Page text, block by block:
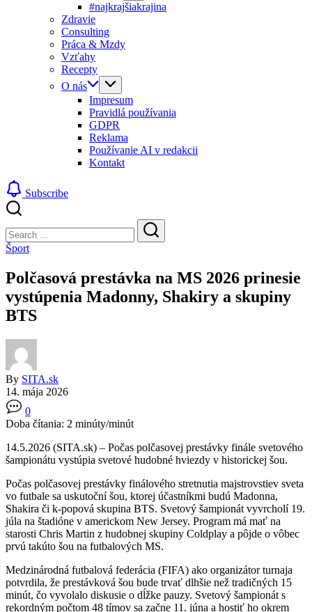
#najkrajšiakrajina
Zdravie
Consulting
Práca & Mzdy
Vzťahy
Recepty
O nás
Impresum
Pravidlá používania
GDPR
Reklama
Používanie AI v redakcii
Kontakt
Subscribe
Search
Search
Šport
Polčasová prestávka na MS 2026 prinesie
vystúpenia Madonny, Shakiry a skupiny
BTS
By SITA.sk
14. mája 2026
0
Doba čítania: 2 minúty/minút
14.5.2026 (SITA.sk) – Počas polčasovej prestávky finále svetového
šampionátu vystúpia svetové hudobné hviezdy v historickej šou.
Počas polčasovej prestávky finálového stretnutia majstrovstiev sveta
vo futbale sa uskutoční šou, ktorej účastníkmi budú Madonna,
Shakira či k-popová skupina BTS. Svetový šampionát vyvrcholí 19.
júla na štadióne v americkom New Jersey. Program má mať na
starosti Chris Martin z hudobnej skupiny Coldplay a pôjde o vôbec
prvú takúto šou na futbalových MS.
Medzinárodná futbalová federácia (FIFA) ako organizátor turnaja
potvrdila, že prestávková šou bude trvať dlhšie než tradičných 15
minút, čo vyvolalo diskusie o dĺžke pauzy. Svetový šampionát s
rekordným počtom 48 tímov sa začne 11. júna a hostiť ho okrem